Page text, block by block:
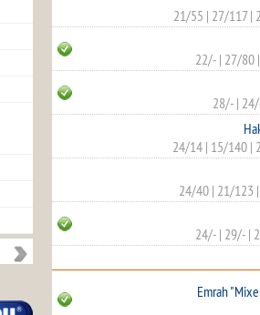
21/55 | 27/117|
22/- | 27/80
28/- |
24/14 | 15/140 |
24/40 | 21/123
24/- | 29/- |
Emrah